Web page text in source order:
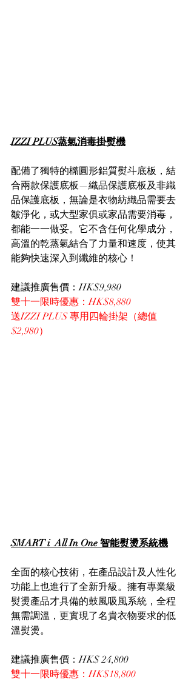
IZZI PLUS蒸氣消毒掛熨機
配備了獨特的橢圓形鋁質熨斗底板，結
合兩款保護底板—織品保護底板及非織
品保護底板，無論是衣物紡織品需要去
皺淨化，或大型家俱或家品需要消毒，
都能一一做妥。它不含任何化學成分，
高溫的乾蒸氣結合了力量和速度，使其
能夠快速深入到纖維的核心！
建議推廣售價：HK$9,980
雙十一限時優惠：HK$8,880
送IZZI PLUS 專用四輪掛架（總值
$2,980）
SMART i  All In One 智能熨燙系統機
全面的核心技術，在產品設計及人性化
功能上也進行了全新升級。擁有專業級
熨燙產品才具備的鼓風吸風系統，全程
無需調溫，更實現了名貴衣物要求的低
溫熨燙。
建議推廣售價：HK$ 24,800
雙十一限時優惠：HK$18,800